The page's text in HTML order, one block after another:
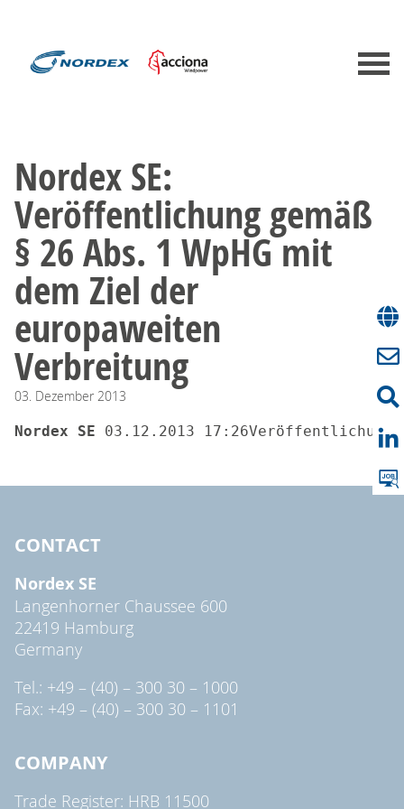
Nordex SE:
Veröffentlichung gemäß
§ 26 Abs. 1 WpHG mit
dem Ziel der
europaweiten
Verbreitung
03. Dezember 2013
Nordex SE 03.12.2013
CONTACT
Nordex SE
Langenhorner Chaussee 600
22419 Hamburg
Germany
Tel.: +49 – (40) – 300 30 – 1000
Fax: +49 – (40) – 300 30 – 1101
COMPANY
Trade Register: HRB 11500